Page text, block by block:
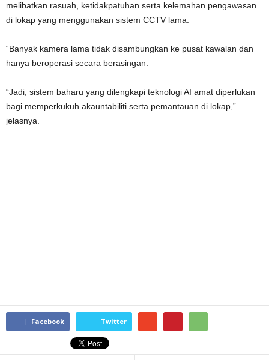
melibatkan rasuah, ketidakpatuhan serta kelemahan pengawasan
di lokap yang menggunakan sistem CCTV lama.
“Banyak kamera lama tidak disambungkan ke pusat kawalan dan
hanya beroperasi secara berasingan.
“Jadi, sistem baharu yang dilengkapi teknologi AI amat diperlukan
bagi memperkukuh akauntabiliti serta pemantauan di lokap,”
jelasnya.
Facebook Twitter